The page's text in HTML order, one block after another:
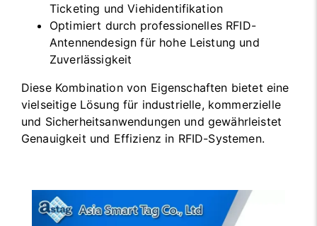
Ticketing und Viehidentifikation
Optimiert durch professionelles RFID-
Antennendesign für hohe Leistung und
Zuverlässigkeit
Diese Kombination von Eigenschaften bietet eine
vielseitige Lösung für industrielle, kommerzielle
und Sicherheitsanwendungen und gewährleistet
Genauigkeit und Effizienz in RFID-Systemen.